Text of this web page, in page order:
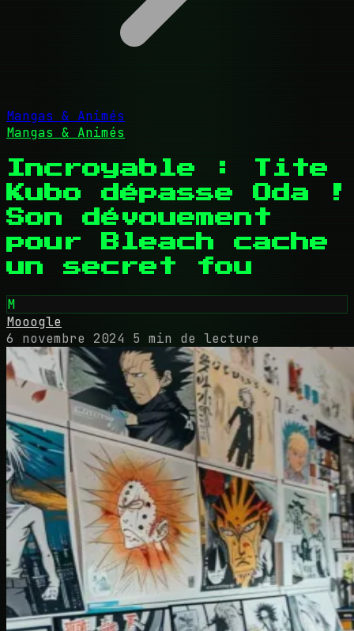
Mangas & Animés
Mangas & Animés
Incroyable : Tite
Kubo dépasse Oda !
Son dévouement
pour Bleach cache
un secret fou
M
Mooogle
6 novembre 2024
5 min de lecture